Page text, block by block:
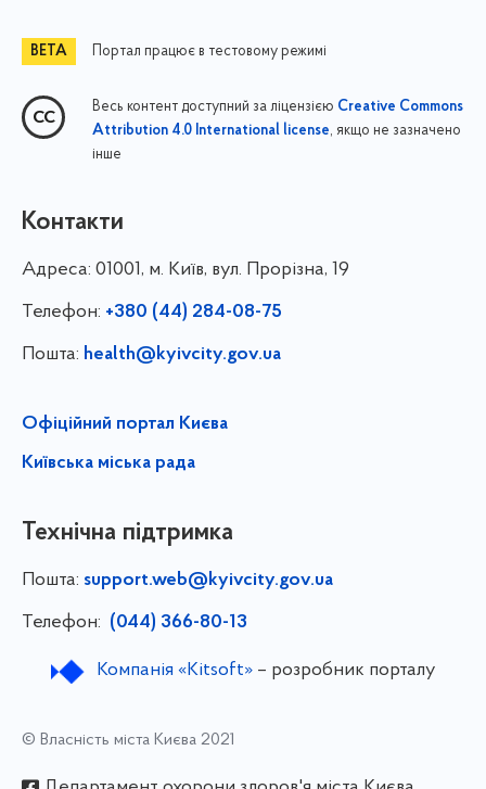
Портал працює в тестовому режимі
Весь контент доступний за ліцензією Creative Commons
Attribution 4.0 International license, якщо не зазначено
інше
Контакти
Адреса: 01001, м. Київ, вул. Прорізна, 19
Телефон: +380 (44) 284-08-75
Пошта: health@kyivcity.gov.ua
Офіційний портал Києва
Київська міська рада
Технічна підтримка
Пошта: support.web@kyivcity.gov.ua
Телефон: (044) 366-80-13
Компанія «Kitsoft»– розробник порталу
© Власність міста Києва 2021